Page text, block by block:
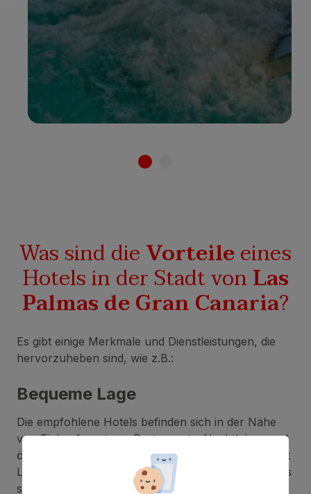
Siehe hotel
Was sind dieVorteileeines
Hotels in der Stadt vonLas
Palmas de Gran Canaria?
Es gibt einige Merkmale und Dienstleistungen, die
hervorzuheben sind, wie z.B.:
Bequeme Lage
Die empfohlene Hotels befinden sich in der Nähe
von Einkaufszentren, Restaurants, Nachtleben und
öffentlichen Verkehrsmitteln. So kannst du die Stadt
Las Palmas leicht erkunden und alles genießen, was
sie zu bieten hat.